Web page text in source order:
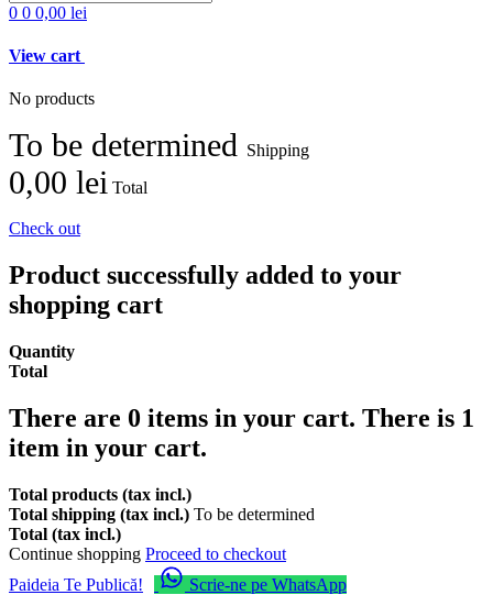
0 0 0,00 lei
View cart
No products
To be determined Shipping
0,00 lei Total
Check out
Product successfully added to your
shopping cart
Quantity
Total
There are 0 items in your cart. There is 1
item in your cart.
Total products (tax incl.)
Total shipping (tax incl.) To be determined
Total (tax incl.)
Continue shopping Proceed to checkout
Paideia Te Publică!
Scrie-ne pe WhatsApp